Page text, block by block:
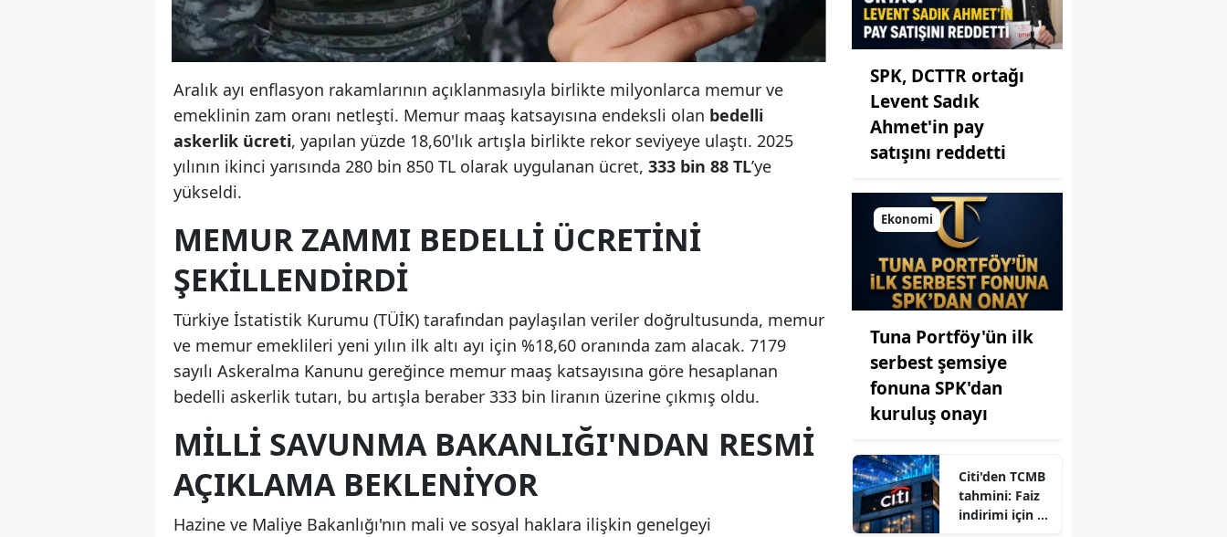
Aralık ayı enflasyon rakamlarının açıklanmasıyla birlikte milyonlarca memur ve
emeklinin zam oranı netleşti. Memur maaş katsayısına endeksli olan bedelli
askerlik ücreti, yapılan yüzde 18,60'lık artışla birlikte rekor seviyeye ulaştı. 2025
yılının ikinci yarısında 280 bin 850 TL olarak uygulanan ücret, 333 bin 88 TL’ye
yükseldi.
MEMUR ZAMMI BEDELLI ÜCRETINI
ŞEKILLENDIRDI
Türkiye İstatistik Kurumu (TÜİK) tarafından paylaşılan veriler doğrultusunda, memur
ve memur emeklileri yeni yılın ilk altı ayı için %18,60 oranında zam alacak. 7179
sayılı Askeralma Kanunu gereğince memur maaş katsayısına göre hesaplanan
bedelli askerlik tutarı, bu artışla beraber 333 bin liranın üzerine çıkmış oldu.
MILLI SAVUNMA BAKANLIĞI'NDAN RESMI
AÇIKLAMA BEKLENIYOR
Hazine ve Maliye Bakanlığı'nın mali ve sosyal haklara ilişkin genelgeyi
SPK, DCTTR ortağı
Levent Sadık
Ahmet'in pay
satışını reddetti
Ekonomi
Tuna Portföy'ün ilk
serbest şemsiye
fonuna SPK'dan
kuruluş onayı
Citi'den TCMB
tahmini: Faiz
indirimi için yıl